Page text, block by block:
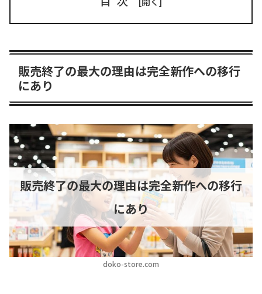
販売終了の最大の理由は完全新作への移行
にあり
doko-store.com
販売終了の最大の理由は完全新作への移行
にあり